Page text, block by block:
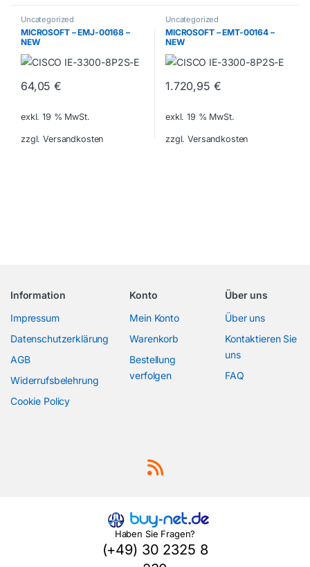
Uncategorized
MICROSOFT – EMJ-00168 –
NEW
64,05€
exkl. 19 % MwSt.
zzgl. Versandkosten
Uncategorized
MICROSOFT – EMT-00164 –
NEW
1.720,95 €
exkl. 19 % MwSt.
zzgl. Versandkosten
Information
Impressum
Datenschutzerklärung
AGB
Widerrufsbelehrung
Cookie Policy
Konto
Mein Konto
Warenkorb
Bestellung
verfolgen
Über uns
Über uns
Kontaktieren Sie
uns
FAQ
Haben Sie Fragen?
(+49) 30 2325 8